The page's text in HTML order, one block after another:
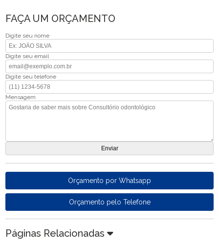
FAÇA UM ORÇAMENTO
Digite seu nome
Digite seu email
Digite seu telefone
Mensagem
Orçamento por Whatsapp
Orçamento pelo Telefone
Páginas Relacionadas